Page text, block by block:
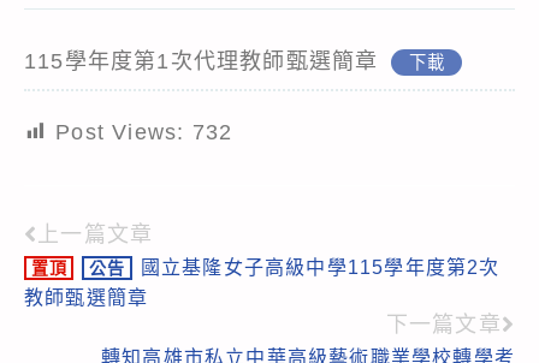
115學年度第1次代理教師甄選簡章 下載
Post Views: 732
Read
more
上一篇文章
置頂 公告
國立基隆女子高級中學115學年度第2次
教師甄選簡章
下一篇文章
轉知高雄市私立中華高級藝術職業學校轉學考